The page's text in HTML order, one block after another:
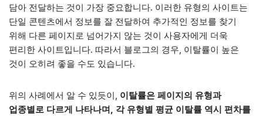
담아 전달하는 것이 가장 중요합니다. 이러한 유형의 사이트는
단일 콘텐츠에서 정보를 잘 전달하여 추가적인 정보를 찾기
위해 다른 페이지로 넘어가지 않는 것이 사용자에게 더욱
편리한 사이트입니다. 따라서 블로그의 경우, 이탈률이 높은
것이 오히려 좋을 수도 있습니다.
위의 사례에서 알 수 있듯이, 이탈률은 페이지의 유형과
업종별로 다르게 나타나며, 각 유형별 평균 이탈률 역시 편차를